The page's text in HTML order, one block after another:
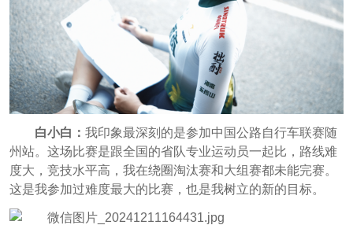
白小白： 我印象最深刻的是参加中国公路自行车联赛随
州站。这场比赛是跟全国的省队专业运动员一起比，路线难
度大，竞技水平高，我在绕圈淘汰赛和大组赛都未能完赛。
这是我参加过难度最大的比赛，也是我树立的新的目标。